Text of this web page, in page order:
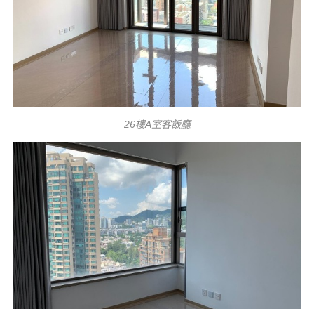
26樓A室客飯廳